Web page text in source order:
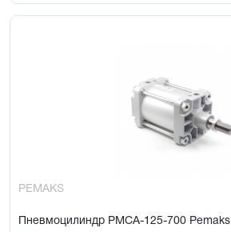
PEMAKS
Пневмоцилиндр PMCA-125-700 Pemaks